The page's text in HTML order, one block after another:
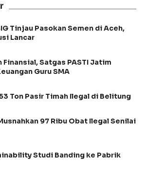
Tinjau Pasokan Semen di Aceh,
Lancar
Satgas PASTI Jatim
Guru SMA
Ton Pasir Timah Ilegal di Belitung
97 Ribu Obat Ilegal Senilai
Studi Banding ke Pabrik